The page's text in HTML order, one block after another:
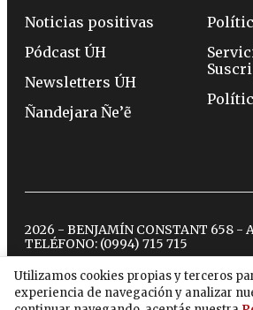
Utilizamos cookies propias y terceros
experiencia de navegación y analizar
Noticias positivas
Pódcast ÚH
Newsletters ÚH
Ñandejara Ñe’ẽ
2026 - BENJAMÍN CONSTANT 658 -
TELÉFONO: (0994) 715 715
twitterinstagram
facebook
tiktok